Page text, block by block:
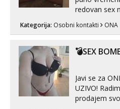
Zara
Obavijesti me
Anđela
Čekam tvoj poziv!
tel:0,93€ - mob:1,12€
redovan sex na
Kategorija: Osobni kontakti ONA
💣SEX
Javi se za
UZIVO! Radim videopozive, dopisivanja,
prodajem svoja